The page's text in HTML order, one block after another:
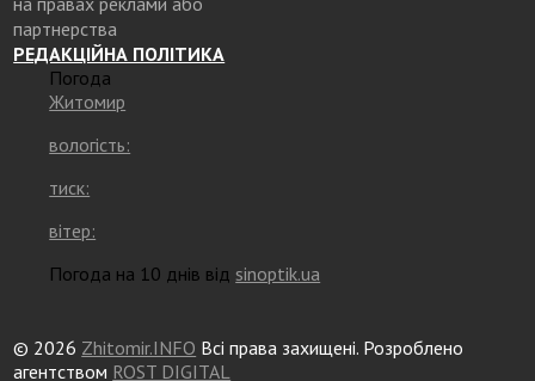
партнерства
РЕДАКЦІЙНА ПОЛІТИКА
Погода
Житомир
вологість:
тиск:
вітер:
Погода на 10 днів від sinoptik.ua
© 2026 Zhitomir.INFO Всі права захищені. Розроблено
агентством ROST DIGITAL